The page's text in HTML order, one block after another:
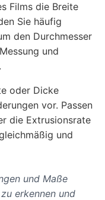
Films die Breite
Sie häufig
den Durchmesser
und
oder Dicke
vor. Passen
die Extrusionsrate
und
und Maße
erkennen und